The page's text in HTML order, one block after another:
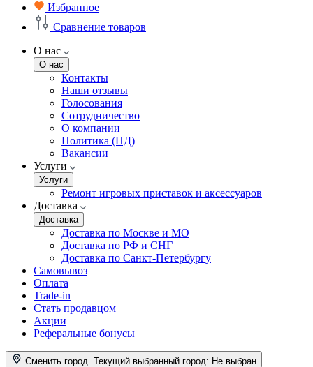
Избранное
Сравнение товаров
О нас
О нас
Контакты
Наши отзывы
Голосования
Сотрудничество
О компании
Политика (ПД)
Вакансии
Услуги
Услуги
Ремонт игровых приставок и аксессуаров
Доставка
Доставка
Доставка по Москве и МО
Доставка по РФ и СНГ
Доставка по Санкт-Петербургу
Самовывоз
Оплата
Trade-in
Стать продавцом
Акции
Реферальные бонусы
Сменить город. Текущий выбранный город: Не выбран